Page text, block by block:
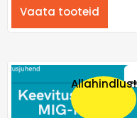
Vaata tooteid
Allahindlus!